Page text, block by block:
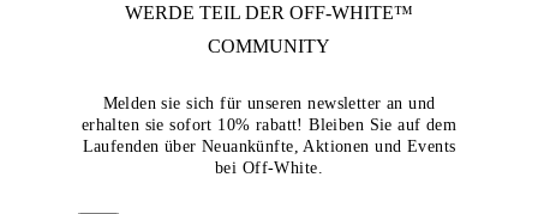
WERDE TEIL DER OFF-WHITE™
COMMUNITY
Melden sie sich für unseren newsletter an und
erhalten sie sofort 10% rabatt! Bleiben Sie auf dem
Laufenden über Neuankünfte, Aktionen und Events
bei Off-White.